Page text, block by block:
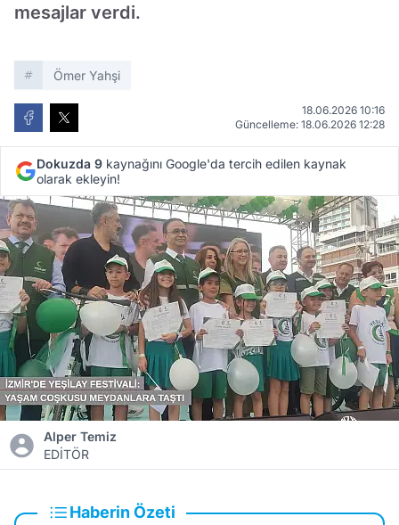
mesajlar verdi.
Ömer Yahşi
18.06.2026 10:16
Güncelleme: 18.06.2026 12:28
Dokuzda 9 kaynağını Google'da tercih edilen kaynak
olarak ekleyin!
Alper Temiz
EDİTÖR
Haberin Özeti